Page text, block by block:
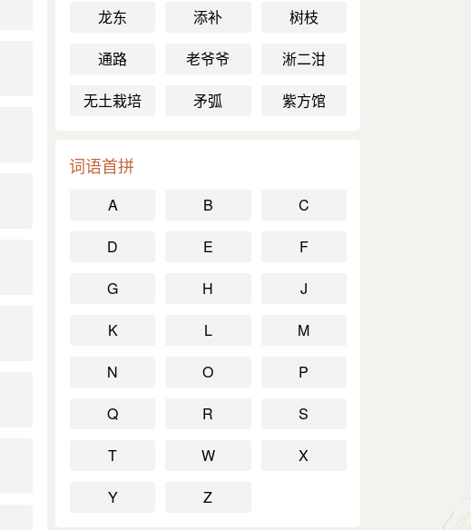
龙东
添补
树枝
通路
老爷爷
淅二泔
无土栽培
矛弧 紫方馆
词语首拼
A B
C
D
E
F
G
H
J
K
L
M
N
O
P
Q
R
S
T
W
X
Y
Z